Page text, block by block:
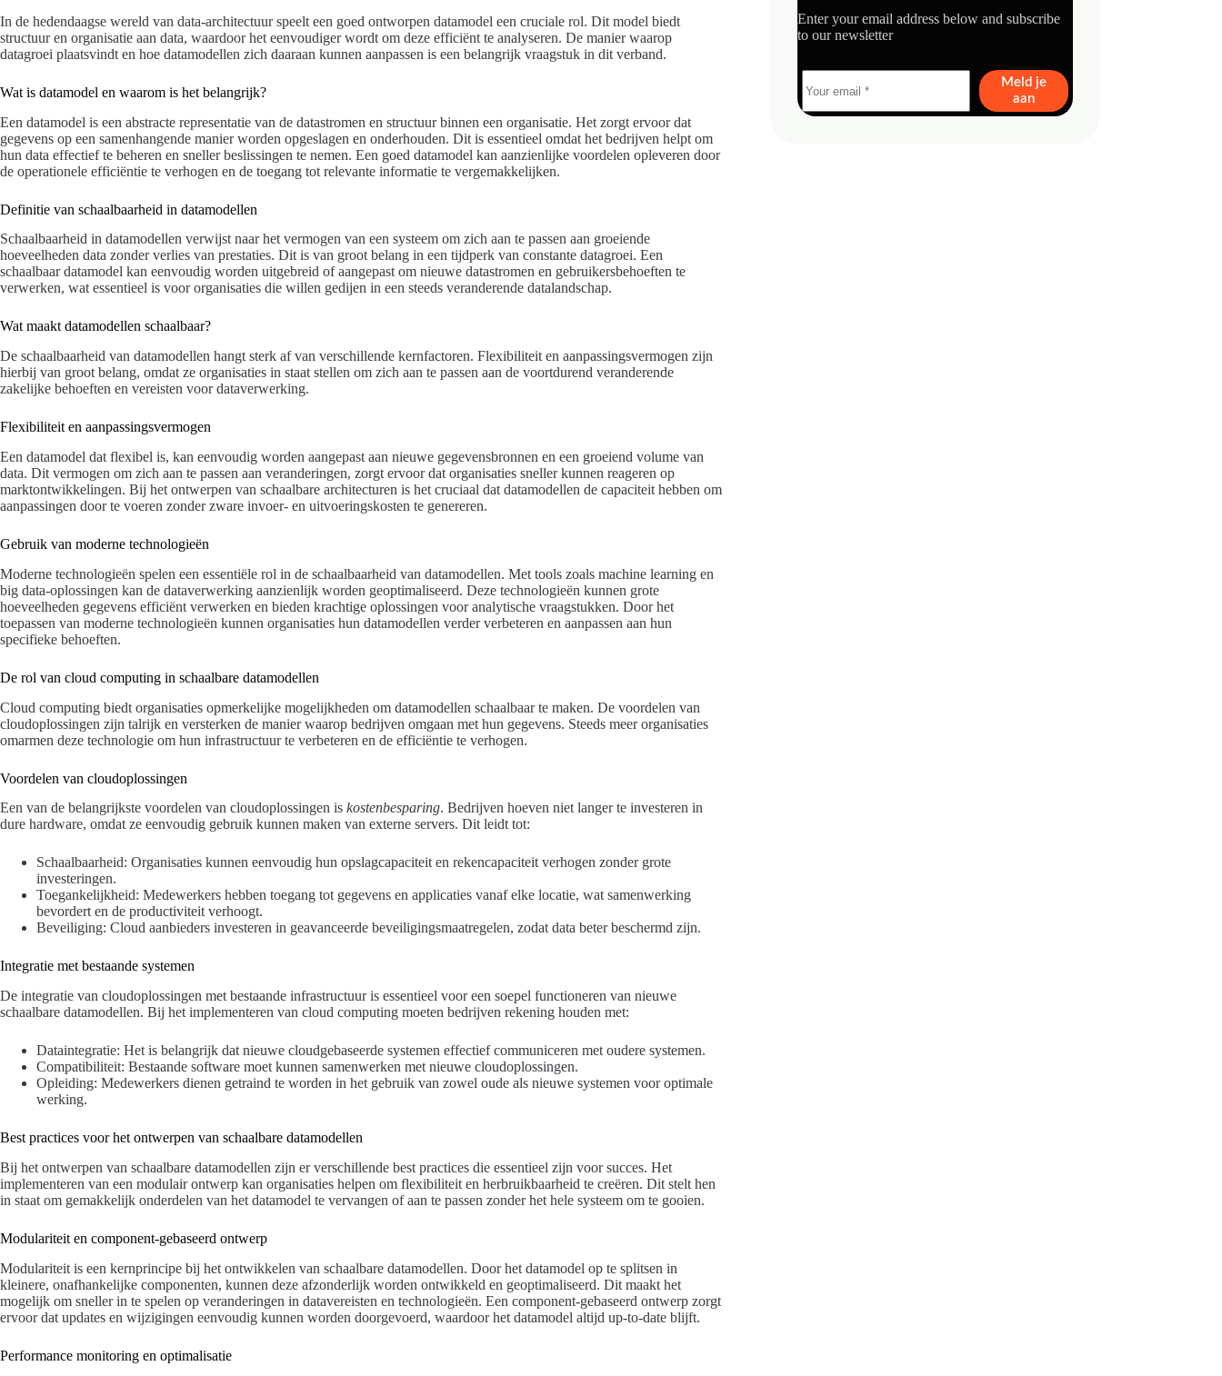
In de hedendaagse wereld van data-architectuur speelt een goed ontworpen datamodel een cruciale rol. Dit model biedt
structuur en organisatie aan data, waardoor het eenvoudiger wordt om deze efficiënt te analyseren. De manier waarop
datagroei plaatsvindt en hoe datamodellen zich daaraan kunnen aanpassen is een belangrijk vraagstuk in dit verband.
Wat is datamodel en waarom is het belangrijk?
Een datamodel is een abstracte representatie van de datastromen en structuur binnen een organisatie. Het zorgt ervoor dat
gegevens op een samenhangende manier worden opgeslagen en onderhouden. Dit is essentieel omdat het bedrijven helpt om
hun data effectief te beheren en sneller beslissingen te nemen. Een goed datamodel kan aanzienlijke voordelen opleveren door
de operationele efficiëntie te verhogen en de toegang tot relevante informatie te vergemakkelijken.
Definitie van schaalbaarheid in datamodellen
Schaalbaarheid in datamodellen verwijst naar het vermogen van een systeem om zich aan te passen aan groeiende
hoeveelheden data zonder verlies van prestaties. Dit is van groot belang in een tijdperk van constante datagroei. Een
schaalbaar datamodel kan eenvoudig worden uitgebreid of aangepast om nieuwe datastromen en gebruikersbehoeften te
verwerken, wat essentieel is voor organisaties die willen gedijen in een steeds veranderende datalandschap.
Wat maakt datamodellen schaalbaar?
De schaalbaarheid van datamodellen hangt sterk af van verschillende kernfactoren. Flexibiliteit en aanpassingsvermogen zijn
hierbij van groot belang, omdat ze organisaties in staat stellen om zich aan te passen aan de voortdurend veranderende
zakelijke behoeften en vereisten voor dataverwerking.
Flexibiliteit en aanpassingsvermogen
Een datamodel dat flexibel is, kan eenvoudig worden aangepast aan nieuwe gegevensbronnen en een groeiend volume van
data. Dit vermogen om zich aan te passen aan veranderingen, zorgt ervoor dat organisaties sneller kunnen reageren op
marktontwikkelingen. Bij het ontwerpen van schaalbare architecturen is het cruciaal dat datamodellen de capaciteit hebben om
aanpassingen door te voeren zonder zware invoer- en uitvoeringskosten te genereren.
Gebruik van moderne technologieën
Moderne technologieën spelen een essentiële rol in de schaalbaarheid van datamodellen. Met tools zoals machine learning en
big data-oplossingen kan de dataverwerking aanzienlijk worden geoptimaliseerd. Deze technologieën kunnen grote
hoeveelheden gegevens efficiënt verwerken en bieden krachtige oplossingen voor analytische vraagstukken. Door het
toepassen van moderne technologieën kunnen organisaties hun datamodellen verder verbeteren en aanpassen aan hun
specifieke behoeften.
De rol van cloud computing in schaalbare datamodellen
Cloud computing biedt organisaties opmerkelijke mogelijkheden om datamodellen schaalbaar te maken. De voordelen van
cloudoplossingen zijn talrijk en versterken de manier waarop bedrijven omgaan met hun gegevens. Steeds meer organisaties
omarmen deze technologie om hun infrastructuur te verbeteren en de efficiëntie te verhogen.
Voordelen van cloudoplossingen
Een van de belangrijkste voordelen van cloudoplossingen is kostenbesparing. Bedrijven hoeven niet langer te investeren in
dure hardware, omdat ze eenvoudig gebruik kunnen maken van externe servers. Dit leidt tot:
Schaalbaarheid: Organisaties kunnen eenvoudig hun opslagcapaciteit en rekencapaciteit verhogen zonder grote
investeringen.
Toegankelijkheid: Medewerkers hebben toegang tot gegevens en applicaties vanaf elke locatie, wat samenwerking
bevordert en de productiviteit verhoogt.
Beveiliging: Cloud aanbieders investeren in geavanceerde beveiligingsmaatregelen, zodat data beter beschermd zijn.
Integratie met bestaande systemen
De integratie van cloudoplossingen met bestaande infrastructuur is essentieel voor een soepel functioneren van nieuwe
schaalbare datamodellen. Bij het implementeren van cloud computing moeten bedrijven rekening houden met:
Dataintegratie: Het is belangrijk dat nieuwe cloudgebaseerde systemen effectief communiceren met oudere systemen.
Compatibiliteit: Bestaande software moet kunnen samenwerken met nieuwe cloudoplossingen.
Opleiding: Medewerkers dienen getraind te worden in het gebruik van zowel oude als nieuwe systemen voor optimale
werking.
Best practices voor het ontwerpen van schaalbare datamodellen
Bij het ontwerpen van schaalbare datamodellen zijn er verschillende best practices die essentieel zijn voor succes. Het
implementeren van een modulair ontwerp kan organisaties helpen om flexibiliteit en herbruikbaarheid te creëren. Dit stelt hen
in staat om gemakkelijk onderdelen van het datamodel te vervangen of aan te passen zonder het hele systeem om te gooien.
Modulariteit en component-gebaseerd ontwerp
Modulariteit is een kernprincipe bij het ontwikkelen van schaalbare datamodellen. Door het datamodel op te splitsen in
kleinere, onafhankelijke componenten, kunnen deze afzonderlijk worden ontwikkeld en geoptimaliseerd. Dit maakt het
mogelijk om sneller in te spelen op veranderingen in datavereisten en technologieën. Een component-gebaseerd ontwerp zorgt
ervoor dat updates en wijzigingen eenvoudig kunnen worden doorgevoerd, waardoor het datamodel altijd up-to-date blijft.
Performance monitoring en optimalisatie
Enter your email address below and subscribe
to our newsletter
Meld je
aan